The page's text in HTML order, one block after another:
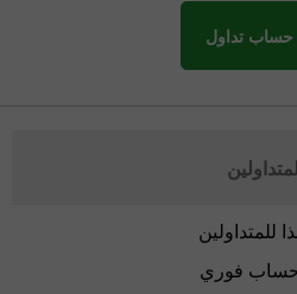
حساب تداول
للمتداولين
فوري